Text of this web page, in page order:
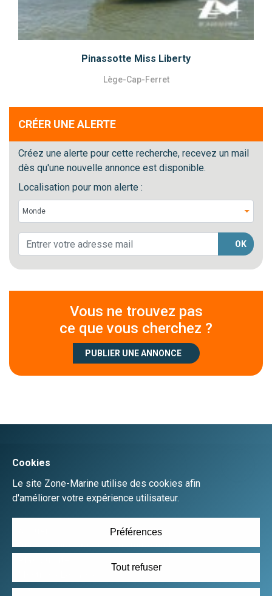
Pinassotte Miss Liberty
Lège-Cap-Ferret
CRÉER UNE ALERTE
Créez une alerte pour cette recherche, recevez un mail
dès qu'une nouvelle annonce est disponible.
Localisation pour mon alerte :
OK
Vous ne trouvez pas
ce que vous cherchez ?
PUBLIER UNE ANNONCE
Créer un compte
Se connecter
Déposer une annonce gratuitement
CGU